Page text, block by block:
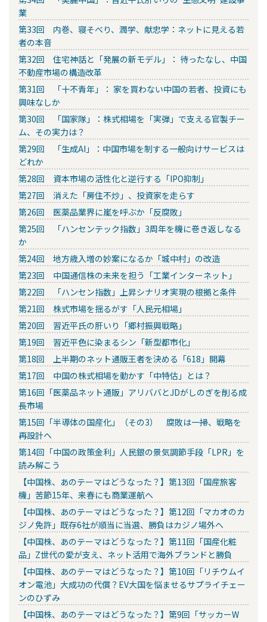
業
第33回 内巻、寝そべり、潤学、献忠学：ネットに見える若
者の本音
第32回 住宅神話と「発展の新モデル」： 待ったなし、中国
不動産市場の構造改革
第31回 「十不青年」： 家を買わない中国の若者、投資にも
興味なしか
第30回 「国家隊」：株式相場を「実弾」で支える官製チー
ム、その実力は？
第29回 「生成AI」：中国市場を制する一般向けサービスは
どれか
第28回 資本市場の活性化と逆行する「IPO抑制」
第27回 消えた「房住不炒」、投資家を走らす
第26回 医薬品業界に嵐を呼ぶか「反腐敗」
第25回 「ハンセンテック指数」3周年を機に巻き返しなる
か
第24回 地方歳入増の妙案になるか「城中村」の改造
第23回 中国通信株の未来を担う「工業インターネット」
第22回 「ハンセン指数」上昇シナリオ実現の根拠と条件
第21回 株式市場を揺るがす「人民元相場」
第20回 習近平氏の肝いり「郷村振興戦略」
第19回 習近平色に染まるシン「新型都市化」
第18回 上半期のネット通販王者を決める「618」開幕
第17回 中国の株式相場を動かす「中特估」とは？
第16回「医薬品ネット通販」アリババとJDがしのぎを削る成
長市場
第15回「半導体の国産化」（その3） 腐敗は一掃、戦略を
再設計へ
第14回「中国の政策金利」人民銀の景気調節手段「LPR」を
読み解こう
【中国株、あのテーマはどうなった？】第13回「国産旅客
機」苦節15年、来春にも商業運航へ
【中国株、あのテーマはどうなった？】第12回「マカオのカ
ジノ免許」既存6社が順当に当選、勝負はカジノ場外へ
【中国株、あのテーマはどうなった？】第11回「国産化粧
品」Z世代の愛が支え、ネット活用で海外ブランドと勝負
【中国株、あのテーマはどうなった？】第10回「リチウムイ
オン電池」大成功の代償？EV大国を悩ませるサプライチェー
ンのひずみ
【中国株、あのテーマはどうなった？】第9回「サッカーW